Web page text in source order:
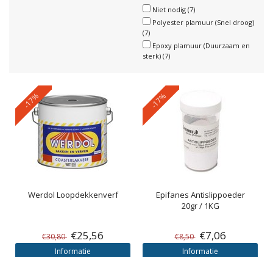
Niet nodig (7)
Polyester plamuur (Snel droog)
(7)
Epoxy plamuur (Duurzaam en
sterk) (7)
-17%
Werdol Loopdekkenverf
€30,80 €25,56
Informatie
-17%
Epifanes Antislippoeder
20gr / 1KG
€8,50 €7,06
Informatie